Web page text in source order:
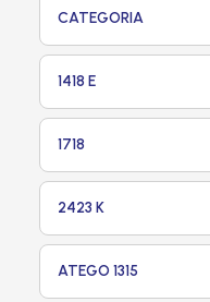
CATEGORIA
1418 E
1718
2423 K
ATEGO 1315